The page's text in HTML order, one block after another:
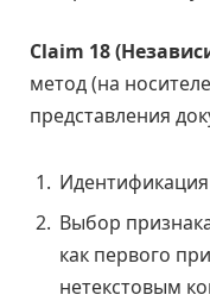
Claim 18
метод (на
представления
Выбор
как первого
нетекстовым